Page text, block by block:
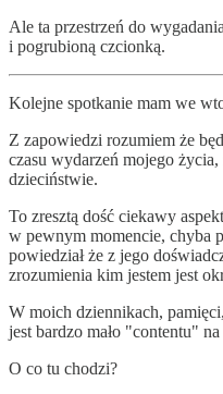
Ale ta przestrzeń do
i pogrubioną czcionką.
Kolejne spotkanie mam we
Z zapowiedzi rozumiem że
czasu wydarzeń mojego
dzieciństwie.
To zresztą dość ciekawy
w pewnym momencie, chyba
powiedział że z jego
zrozumienia kim jestem jest
W moich dziennikach,
jest bardzo mało "contentu" na
O co tu chodzi?